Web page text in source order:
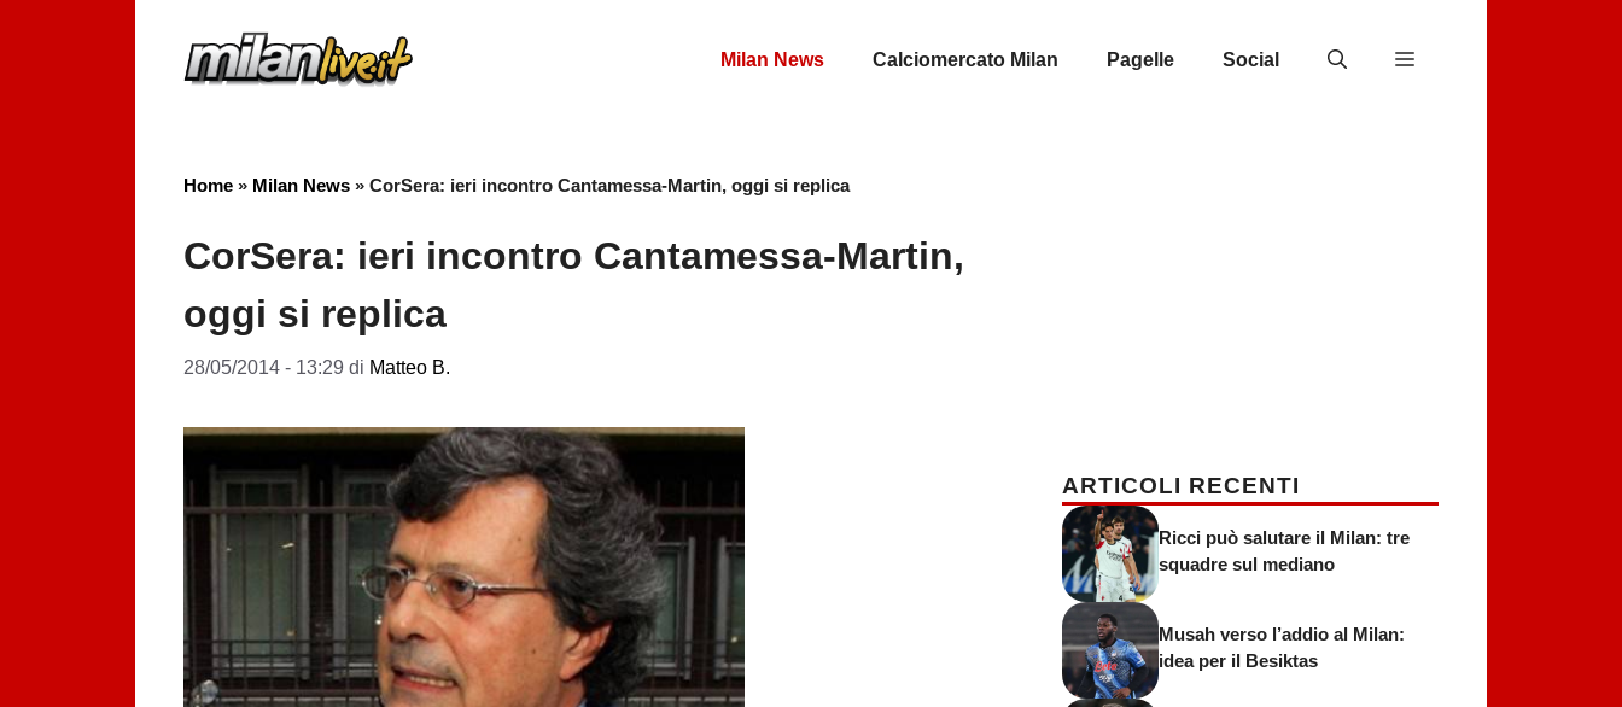
Milan News Calciomercato Milan Pagelle Social
Home » Milan News » CorSera: ieri incontro Cantamessa-Martin, oggi si replica
CorSera: ieri incontro Cantamessa-Martin,
oggi si replica
28/05/2014 - 13:29 di Matteo B.
ARTICOLI RECENTI
Ricci può salutare il Milan: tre
squadre sul mediano
Musah verso l’addio al Milan:
idea per il Besiktas